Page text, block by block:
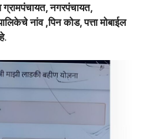
ग्रामपंचायत, नगरपंचायत,
नांव ,पिन कोड, पत्ता मोबाईल
.